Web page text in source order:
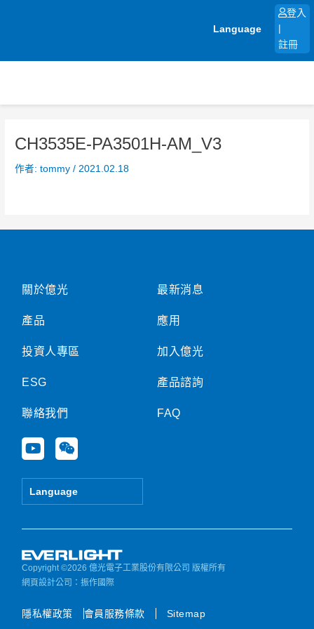
Language
登入
註冊
CH3535E-PA3501H-AM_V3
作者:tommy/ 2021.02.18
關於億光
產品
投資人專區
ESG
聯絡我們
Y
o
u
e
W
e
i
Language
最新消息
應用
加入億光
產品諮詢
FAQ
Copyright ©2026 億光電子工業股份有限公司 版權所有
網頁設計公司 ：振作國際
隱私權政策 會員服務條款 Sitemap